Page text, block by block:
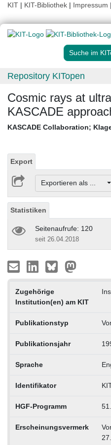
KIT | KIT-Bibliothek | Impressum |
Suche im
Repository KITopen
Cosmic rays at
KASCADE
KASCADE Collaboration;
Export
Exportieren als ...
Statistiken
Seitenaufrufe: 120
seit 26.04.2018
Zugehörige
Institution(en) am KIT
Publikationstyp
Publikationsjahr
Sprache
Identifikator
HGF-Programm
Erscheinungsvermerk